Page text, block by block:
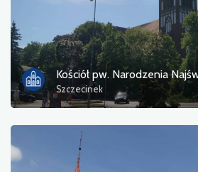
Kościół pw. Narodzenia
Szczecinek